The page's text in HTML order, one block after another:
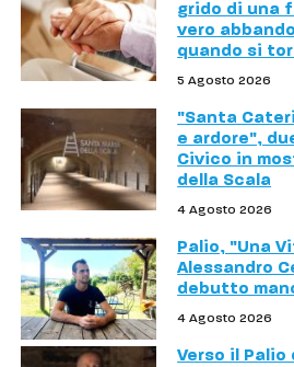
grido di una
vero
quando si
5 Agosto 2026
"Santa
e ardore",
Civico in
della Scala
4 Agosto 2026
Palio, "Una
Alessandro
debutto
4 Agosto 2026
Verso il